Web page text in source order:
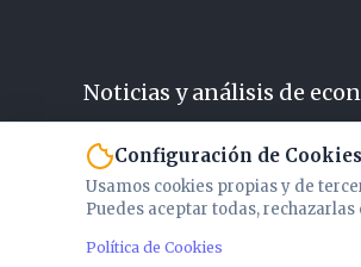
Noticias y análisis de
Configuración de Cookies
Usamos cookies propias y de
Puedes aceptar todas,
Política de Cookies